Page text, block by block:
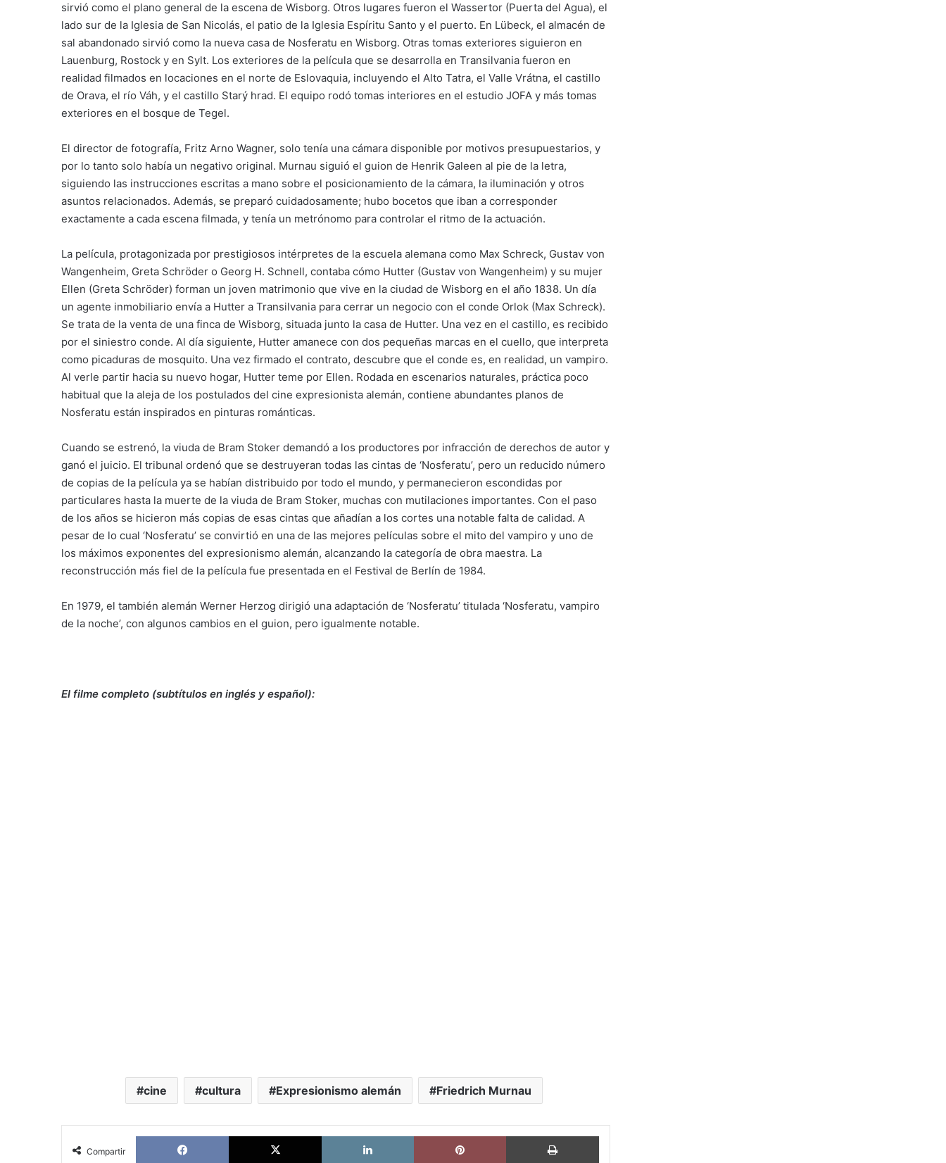
sirvió como el plano general de la escena de Wisborg. Otros lugares fueron el Wassertor (Puerta del Agua), el
lado sur de la Iglesia de San Nicolás, el patio de la Iglesia Espíritu Santo y el puerto. En Lübeck, el almacén de
sal abandonado sirvió como la nueva casa de Nosferatu en Wisborg. Otras tomas exteriores siguieron en
Lauenburg, Rostock y en Sylt. Los exteriores de la película que se desarrolla en Transilvania fueron en
realidad filmados en locaciones en el norte de Eslovaquia, incluyendo el Alto Tatra, el Valle Vrátna, el castillo
de Orava, el río Váh, y el castillo Starý hrad. El equipo rodó tomas interiores en el estudio JOFA y más tomas
exteriores en el bosque de Tegel.
El director de fotografía, Fritz Arno Wagner, solo tenía una cámara disponible por motivos presupuestarios, y
por lo tanto solo había un negativo original. Murnau siguió el guion de Henrik Galeen al pie de la letra,
siguiendo las instrucciones escritas a mano sobre el posicionamiento de la cámara, la iluminación y otros
asuntos relacionados. Además, se preparó cuidadosamente; hubo bocetos que iban a corresponder
exactamente a cada escena filmada, y tenía un metrónomo para controlar el ritmo de la actuación.
La película, protagonizada por prestigiosos intérpretes de la escuela alemana como Max Schreck, Gustav von
Wangenheim, Greta Schröder o Georg H. Schnell, contaba cómo Hutter (Gustav von Wangenheim) y su mujer
Ellen (Greta Schröder) forman un joven matrimonio que vive en la ciudad de Wisborg en el año 1838. Un día
un agente inmobiliario envía a Hutter a Transilvania para cerrar un negocio con el conde Orlok (Max Schreck).
Se trata de la venta de una finca de Wisborg, situada junto la casa de Hutter. Una vez en el castillo, es recibido
por el siniestro conde. Al día siguiente, Hutter amanece con dos pequeñas marcas en el cuello, que interpreta
como picaduras de mosquito. Una vez firmado el contrato, descubre que el conde es, en realidad, un vampiro.
Al verle partir hacia su nuevo hogar, Hutter teme por Ellen. Rodada en escenarios naturales, práctica poco
habitual que la aleja de los postulados del cine expresionista alemán, contiene abundantes planos de
Nosferatu están inspirados en pinturas románticas.
Cuando se estrenó, la viuda de Bram Stoker demandó a los productores por infracción de derechos de autor y
ganó el juicio. El tribunal ordenó que se destruyeran todas las cintas de ‘Nosferatu’, pero un reducido número
de copias de la película ya se habían distribuido por todo el mundo, y permanecieron escondidas por
particulares hasta la muerte de la viuda de Bram Stoker, muchas con mutilaciones importantes. Con el paso
de los años se hicieron más copias de esas cintas que añadían a los cortes una notable falta de calidad. A
pesar de lo cual ‘Nosferatu’ se convirtió en una de las mejores películas sobre el mito del vampiro y uno de
los máximos exponentes del expresionismo alemán, alcanzando la categoría de obra maestra. La
reconstrucción más fiel de la película fue presentada en el Festival de Berlín de 1984.
En 1979, el también alemán Werner Herzog dirigió una adaptación de ‘Nosferatu’ titulada ‘Nosferatu, vampiro
de la noche’, con algunos cambios en el guion, pero igualmente notable.
El filme completo (subtítulos en inglés y español):
cine cultura Expresionismo alemán Friedrich Murnau
Compartir
Facebook X LinkedIn Pinterest Imprimir